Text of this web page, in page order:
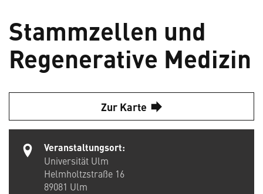
Stammzellen und
Regenerative Medizin
Zur Karte
Veranstaltungsort:
Universität Ulm
Helmholtzstraße 16
89081 Ulm